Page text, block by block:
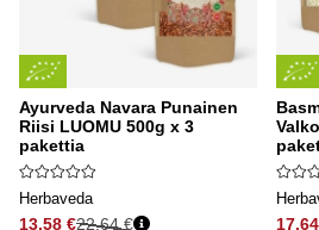
Ayurveda Navara Punainen
Riisi LUOMU 500g x 3
pakettia
Herbaveda
13.58 €22.64 €